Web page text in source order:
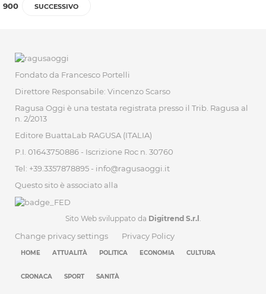
900 SUCCESSIVO
Fondato da Francesco Portelli
Direttore Responsabile: Vincenzo Scarso
Ragusa Oggi è una testata registrata presso il Trib. Ragusa al
n. 2/2013
Editore BuattaLab RAGUSA (ITALIA)
P.I. 01643750886 - Iscrizione Roc n. 30760
Tel: +39.3357878895 - info@ragusaoggi.it
Questo sito è associato alla
Sito Web sviluppato da Digitrend S.r.l .
Change privacy settings Privacy Policy
HOME ATTUALITÀ POLITICA ECONOMIA CULTURA
CRONACA SPORT SANITÀ